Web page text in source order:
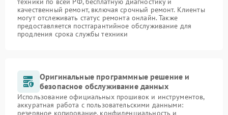
качественный ремонт, включая срочный ремонт. Клиенты
могут отслеживать статус ремонта онлайн. Также
предоставляется постгарантийное обслуживание для
продления срока службы техники
Оригинальные программные решение и
безопасное обслуживание данных
Использование официальных прошивок и инструментов,
аккуратная работа с пользовательскими данными:
резервное копирование, конфиденциальность и